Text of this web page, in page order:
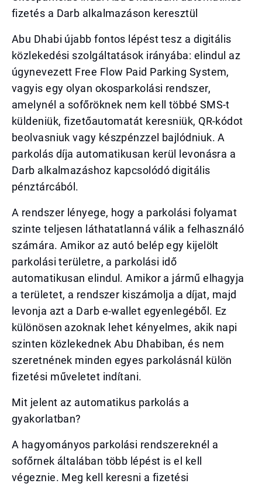
fizetés a Darb alkalmazáson keresztül
Abu Dhabi újabb fontos lépést tesz a digitális
közlekedési szolgáltatások irányába: elindul az
úgynevezett Free Flow Paid Parking System,
vagyis egy olyan okosparkolási rendszer,
amelynél a sofőröknek nem kell többé SMS-t
küldeniük, fizetőautomatát keresniük, QR-kódot
beolvasniuk vagy készpénzzel bajlódniuk. A
parkolás díja automatikusan kerül levonásra a
Darb alkalmazáshoz kapcsolódó digitális
pénztárcából.
A rendszer lényege, hogy a parkolási folyamat
szinte teljesen láthatatlanná válik a felhasználó
számára. Amikor az autó belép egy kijelölt
parkolási területre, a parkolási idő
automatikusan elindul. Amikor a jármű elhagyja
a területet, a rendszer kiszámolja a díjat, majd
levonja azt a Darb e-wallet egyenlegéből. Ez
különösen azoknak lehet kényelmes, akik napi
szinten közlekednek Abu Dhabiban, és nem
szeretnének minden egyes parkolásnál külön
fizetési műveletet indítani.
Mit jelent az automatikus parkolás a
gyakorlatban?
A hagyományos parkolási rendszereknél a
sofőrnek általában több lépést is el kell
végeznie. Meg kell keresni a fizetési